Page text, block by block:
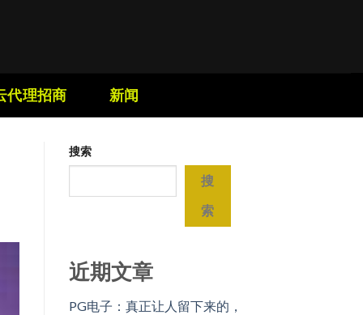
代理招商 新闻
搜索
搜
索
近期文章
PG电子：真正让人留下来的，